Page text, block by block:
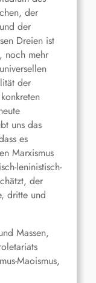
der
der
Dreien ist
noch mehr
der
uns das
es
Marxismus
leninistisch-
der
dritte und
Massen,
Maoismus,